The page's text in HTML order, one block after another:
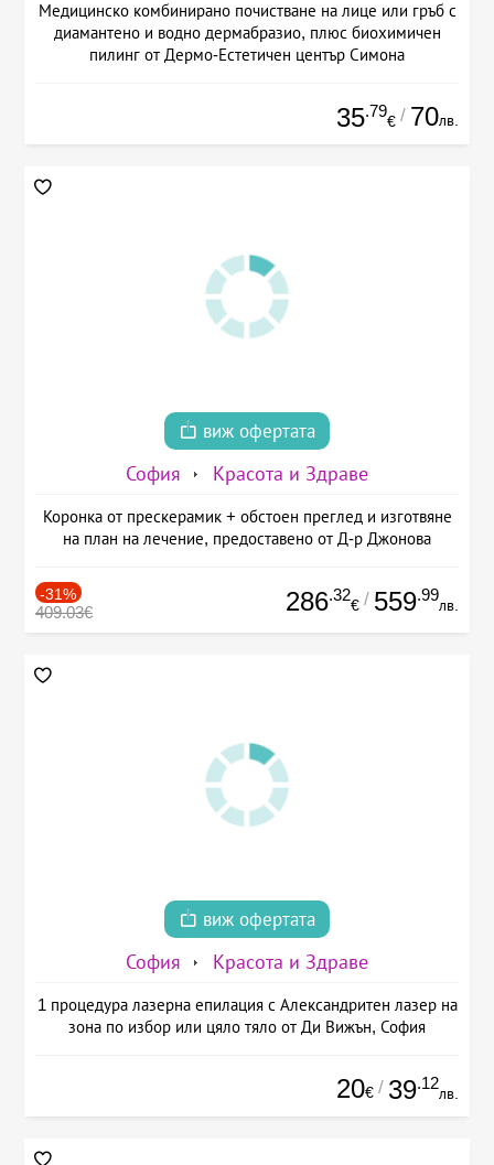
Медицинско комбинирано почистване на лице или гръб с
диамантено и водно дермабразио, плюс биохимичен
пилинг от Дермо-Естетичен център Симона
35.79
€ / 70лв.
виж офертата
София Красота и Здраве
Коронка от прескерамик + обстоен преглед и изготвяне
на план на лечение, предоставено от Д-р Джонова
-31%
409.03€ 286.32
€ / 559.99
лв.
виж офертата
София Красота и Здраве
1 процедура лазерна епилация с Александритен лазер на
зона по избор или цяло тяло от Ди Вижън, София
20€ / 39.12
лв.